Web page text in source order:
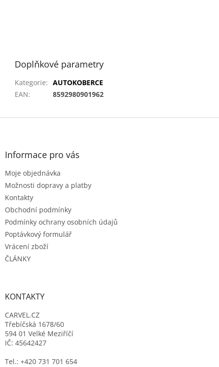
Doplňkové parametry
Kategorie: AUTOKOBERCE
EAN: 8592980901962
Z
Informace pro vás
Moje objednávka
Možnosti dopravy a platby
Kontakty
Obchodní podmínky
Podmínky ochrany osobních údajů
Poptávkový formulář
Vrácení zboží
ČLÁNKY
KONTAKTY
CARVEL.CZ
Třebíčská 1678/60
594 01 Velké Meziříčí
IČ: 45642427
Tel.: +420 731 701 654